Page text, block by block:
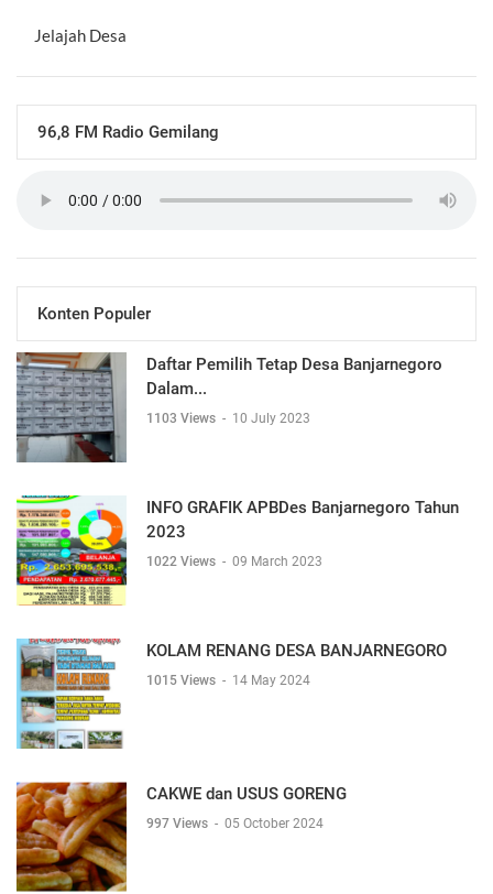
Jelajah Desa
96,8 FM Radio Gemilang
Konten Populer
Daftar Pemilih Tetap Desa Banjarnegoro
Dalam...
1103 Views - 10 July 2023
INFO GRAFIK APBDes Banjarnegoro Tahun
2023
1022 Views - 09 March 2023
KOLAM RENANG DESA BANJARNEGORO
1015 Views - 14 May 2024
CAKWE dan USUS GORENG
997 Views - 05 October 2024